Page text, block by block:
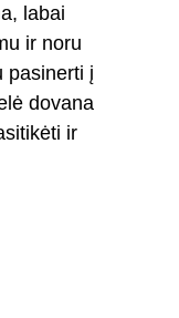
labai
ir noru
pasinerti į
dovana
ir